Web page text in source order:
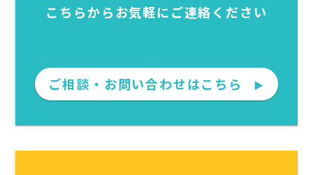
こちらからお気軽にご連絡ください
ご相談・お問い合わせはこちら ▶